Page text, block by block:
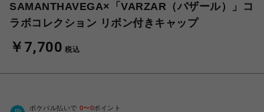
SAMANTHAVEGA×「VARZAR（バザール）」コ
ラボコレクション リボン付きキャップ
￥7,700 税込
ポケパル払いで 0〜0ポイント